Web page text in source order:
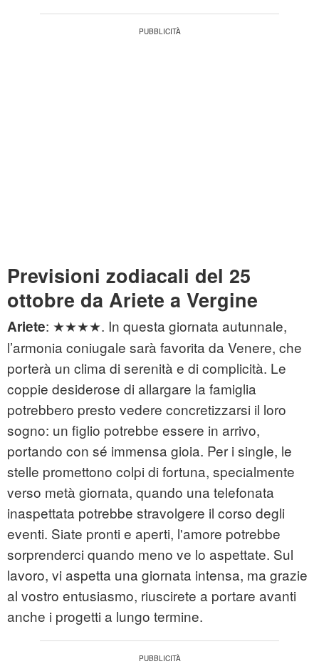
Previsioni zodiacali del 25
ottobre da Ariete a Vergine
Ariete: ★★★★. In questa giornata autunnale,
l’armonia coniugale sarà favorita da Venere, che
porterà un clima di serenità e di complicità. Le
coppie desiderose di allargare la famiglia
potrebbero presto vedere concretizzarsi il loro
sogno: un figlio potrebbe essere in arrivo,
portando con sé immensa gioia. Per i single, le
stelle promettono colpi di fortuna, specialmente
verso metà giornata, quando una telefonata
inaspettata potrebbe stravolgere il corso degli
eventi. Siate pronti e aperti, l'amore potrebbe
sorprenderci quando meno ve lo aspettate. Sul
lavoro, vi aspetta una giornata intensa, ma grazie
al vostro entusiasmo, riuscirete a portare avanti
anche i progetti a lungo termine.